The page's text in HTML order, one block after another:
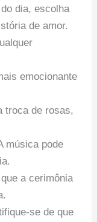
dia, escolha
de amor.
emocionante
troca de rosas,
música pode
a cerimônia
se de que